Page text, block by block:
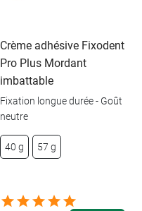
Crème adhésive Fixodent
Pro Plus Mordant
imbattable
Fixation longue durée - Goût
neutre
40 g 57 g